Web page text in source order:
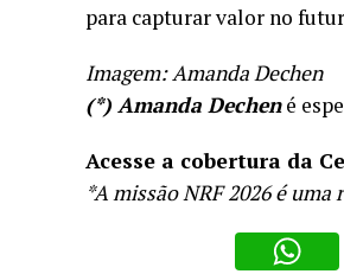
para capturar valor no
Imagem: Amanda Dechen
(*) Amanda Dechené
Acesse a cobertura da
*A missão NRF 2026 é